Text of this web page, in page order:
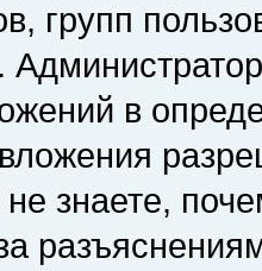
групп
в
знаете,